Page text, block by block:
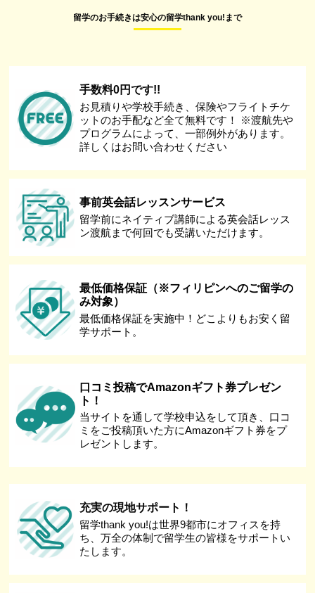
留学のお手続きは安心の留学thank you!まで
手数料0円です!!
お見積りや学校手続き、保険やフライトチケ
ットのお手配など全て無料です！ ※渡航先や
プログラムによって、一部例外があります。
詳しくはお問い合わせください
事前英会話レッスンサービス
留学前にネイティブ講師による英会話レッス
ン渡航まで何回でも受講いただけます。
最低価格保証（※フィリピンへのご留学の
み対象）
最低価格保証を実施中！どこよりもお安く留
学サポート。
口コミ投稿でAmazonギフト券プレゼン
ト！
当サイトを通して学校申込をして頂き、口コ
ミをご投稿頂いた方にAmazonギフト券をプ
レゼントします。
充実の現地サポート！
留学thank you!は世界9都市にオフィスを持
ち、万全の体制で留学生の皆様をサポートい
たします。